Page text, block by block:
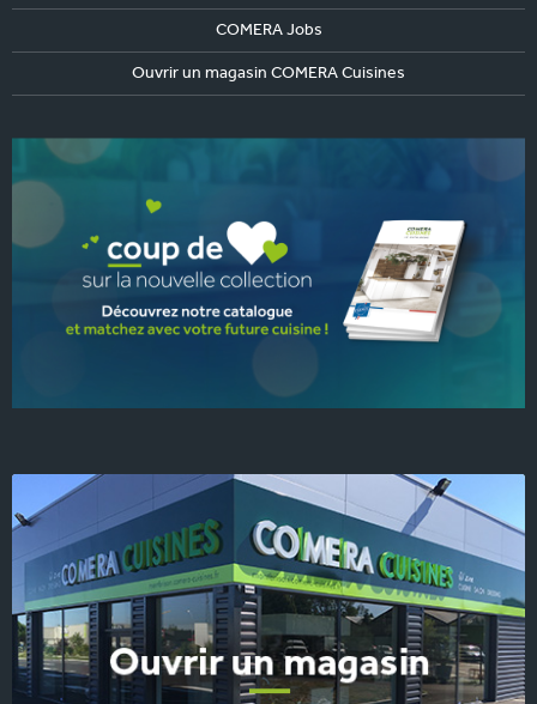
COMERA Jobs
Ouvrir un magasin COMERA Cuisines